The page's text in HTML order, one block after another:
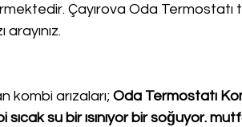
Çayırova Oda Termostatı
arayınız.
kombi arızaları; Oda Termostatı
sıcak su bir ısınıyor bir soğuyor.